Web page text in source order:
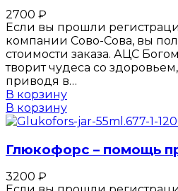
2700 ₽
Если вы прошли
компании Сово-Сова, вы
стоимости заказа. АЦС
творит чудеса со
приводя в…
В корзину
В корзину
Глюкофорс – помощь
3200 ₽